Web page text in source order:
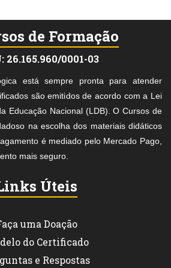
de Formação
26.165.960/0001-03
está sempre pronta para atender
são emitidos de acordo com a Lei
Educação Nacional (LDB). O Cursos de
na escolha dos materiais didáticos
é mediado pelo Mercado Pago,
mais seguro.
Úteis
uma Doação
do Certificado
e Respostas